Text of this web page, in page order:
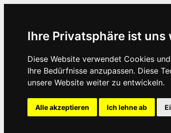
Ihre Privatsphäre ist uns
Diese Website verwendet Cookies
Ihre Bedürfnisse anzupassen. Diese
unsere Website weiter zu entwickeln.
Alle akzeptieren Ich lehne ab